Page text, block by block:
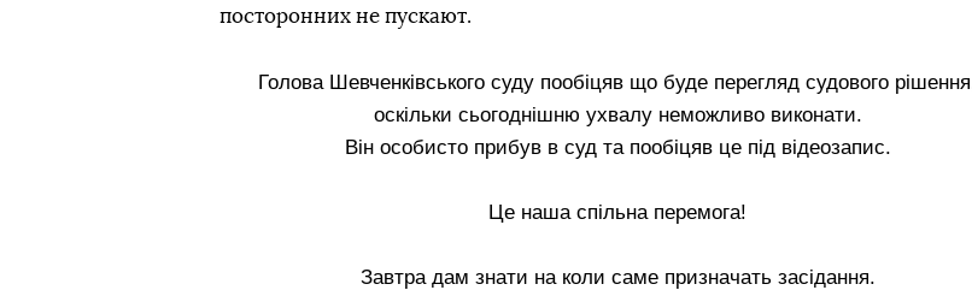
посторонних не пускают.
Голова Шевченківського суду пообіцяв що буде перегляд судового
оскільки сьогоднішню ухвалу неможливо виконати.
Він особисто прибув в суд та пообіцяв це під відеозапис.
Це наша спільна перемога!
Завтра дам знати на коли саме призначать засідання.